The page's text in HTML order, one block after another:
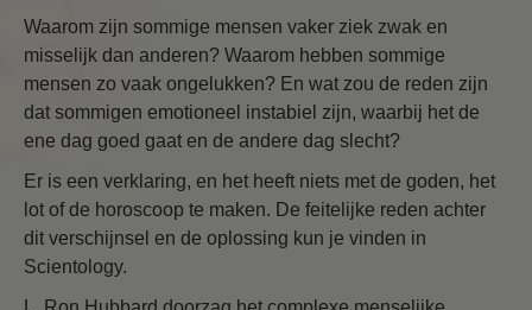
Waarom zijn sommige mensen vaker ziek zwak en
misselijk dan anderen? Waarom hebben sommige
mensen zo vaak ongelukken? En wat zou de reden zijn
dat sommigen emotioneel instabiel zijn, waarbij het de
ene dag goed gaat en de andere dag slecht?
Er is een verklaring, en het heeft niets met de goden, het
lot of de horoscoop te maken. De feitelijke reden achter
dit verschijnsel en de oplossing kun je vinden in
Scientology.